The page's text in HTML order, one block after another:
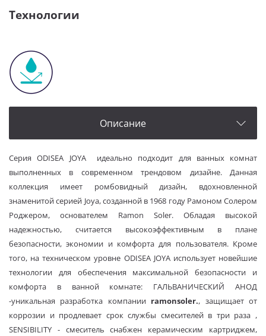
Технологии
Описание
Серия ODISEA JOYA идеально подходит для ванных комнат
выполненных в современном трендовом дизайне. Данная
коллекция имеет ромбовидный дизайн, вдохновленной
знаменитой серией Joya, созданной в 1968 году Рамоном Солером
Роджером, основателем Ramon Soler. Обладая высокой
надежностью, считается высокоэффективным в плане
безопасности, экономии и комфорта для пользователя. Кроме
того, на техническом уровне ODISEA JOYA использует новейшие
технологии для обеспечения максимальной безопасности и
комфорта в ванной комнате: ГАЛЬВАНИЧЕСКИЙ АНОД
-уникальная разработка компании ramonsoler., защищает от
коррозии и продлевает срок службы смесителей в три раза ,
SENSIBILITY - смеситель снабжен керамическим картриджем,